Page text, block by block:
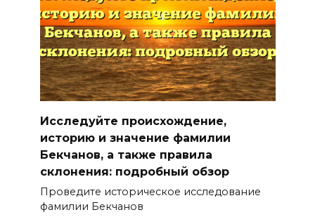
Исследуйте происхождение,
историю и значение фамилии
Бекчанов, а также правила
склонения: подробный обзор
Проведите историческое исследование
фамилии Бекчанов